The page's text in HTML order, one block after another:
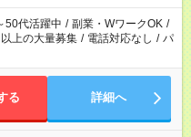
50代活躍中 / 副業・WワークOK /
上の大量募集 / 電話対応なし / パ
る 詳細へ